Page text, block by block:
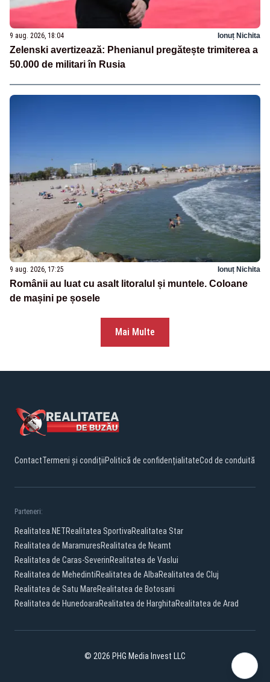
9 aug. 2026, 18:04 Ionuț Nichita
Zelenski avertizează: Phenianul pregătește trimiterea a
50.000 de militari în Rusia
9 aug. 2026, 17:25 Ionuț Nichita
Românii au luat cu asalt litoralul și muntele. Coloane
de mașini pe șosele
Mai Multe
ContactTermeni și condițiiPolitică de confidențialitateCod de conduită
Parteneri:
Realitatea.NETRealitatea SportivaRealitatea Star
Realitatea de MaramuresRealitatea de Neamt
Realitatea de Caras-SeverinRealitatea de Vaslui
Realitatea de MehedintiRealitatea de AlbaRealitatea de Cluj
Realitatea de Satu MareRealitatea de Botosani
Realitatea de HunedoaraRealitatea de HarghitaRealitatea de Arad
© 2026 PHG Media Invest LLC